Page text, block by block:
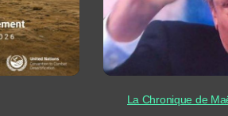
La Chronique de